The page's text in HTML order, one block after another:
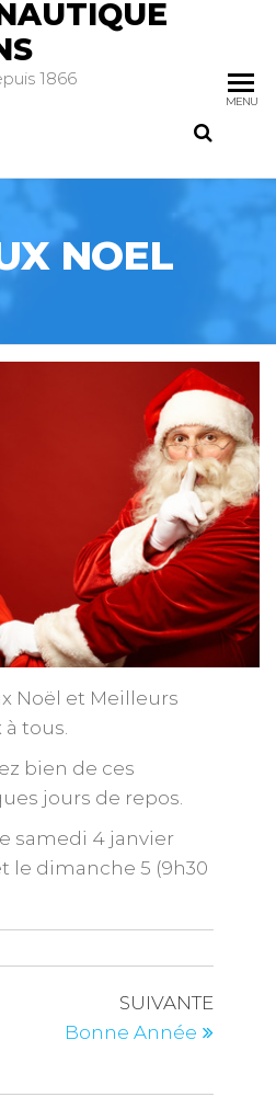
1866
MENU
NOEL
Noël et Meilleurs
tous.
bien de ces
jours de repos.
samedi 4 janvier
le dimanche 5 (9h30
SUIVANTE
Bonne Année